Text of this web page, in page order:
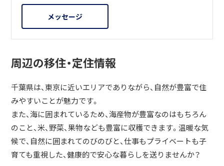
メッセージ
周辺の移住・定住情報
千葉県は、東京に近いエリアでありながら、自然が豊富で住
みやすいことが魅力です。
また、海に囲まれているため、海産物が豊富なのはもちろん
のこと、米、野菜、果物なども豊富に収穫できます。温暖な気
候で、自然に囲まれてのびのびと、仕事もプライベートも子
育ても重視した、健康的で安心な暮らしを送りませんか？